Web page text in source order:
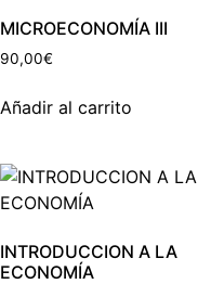
MICROECONOMÍA III
90,00€
Añadir al carrito
INTRODUCCION A LA
ECONOMÍA